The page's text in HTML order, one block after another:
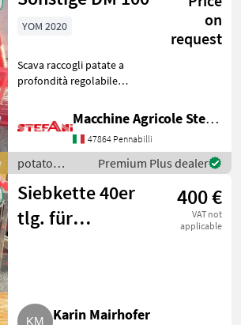
on
request
YOM 2020
Scava raccogli patate a
profondità regolabile
cm di lavoro. Con setacci
oscillanti e scarico laterale,
attacco a tre punti , albero
di
Macchine Agricole Stefani Luciano
47864 Pennabilli
potato
technology /
Del Morino
Premium Plus dealer
Siebkette 40er
tlg. für
400 €
VAT not
applicable
Karin Mairhofer